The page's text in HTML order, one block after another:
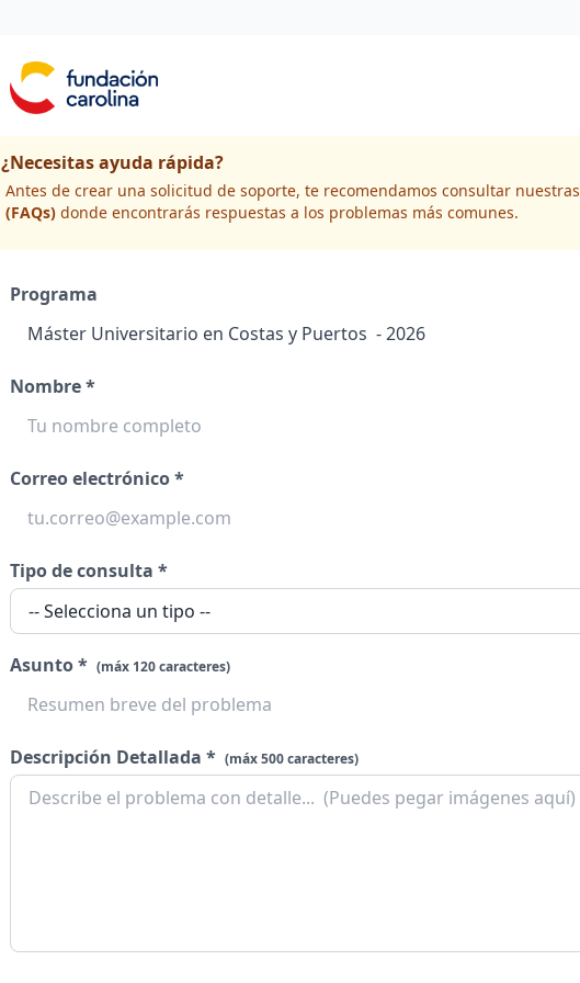
¿Necesitas ayuda rápida?
Antes de crear una solicitud de soporte, te recomendamos consultar nuestras
(FAQs) donde encontrarás respuestas a los problemas más comunes.
Programa
Nombre *
Correo electrónico *
Tipo de consulta *
Asunto * (máx 120 caracteres)
Descripción Detallada * (máx 500 caracteres)